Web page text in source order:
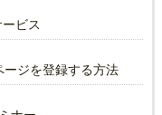
ビス
ジを登録する方法